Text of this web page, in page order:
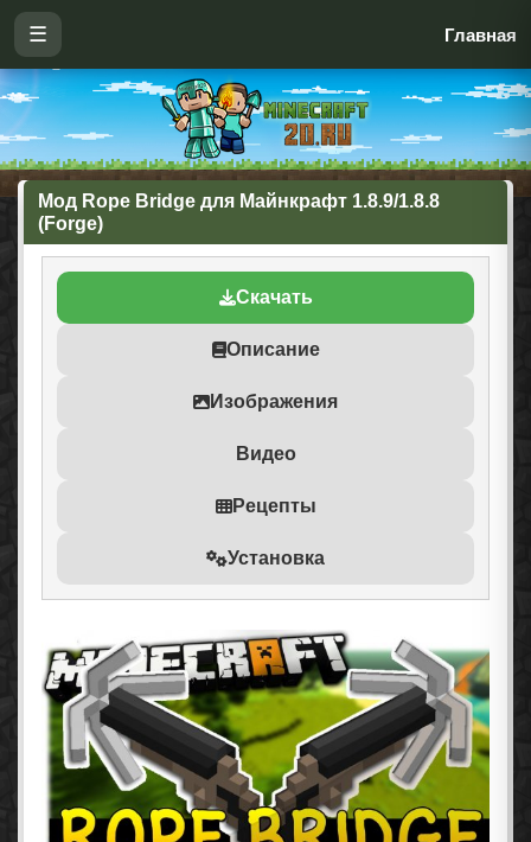
☰ Главная
Мод Rope Bridge для Майнкрафт 1.8.9/1.8.8
(Forge)
Скачать
Описание
Изображения
Видео
Рецепты
Установка